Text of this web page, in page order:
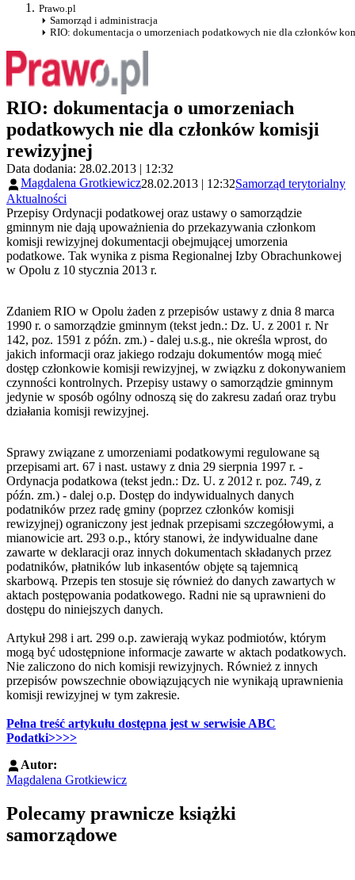
Prawo.pl
Samorząd i administracja
RIO: dokumentacja o umorzeniach podatkowych nie dla członków
RIO: dokumentacja o umorzeniach
podatkowych nie dla członków komisji
rewizyjnej
Data dodania: 28.02.2013 | 12:32
Magdalena Grotkiewicz28.02.2013 | 12:32Samorząd terytorialny
Aktualności
Przepisy Ordynacji podatkowej oraz ustawy o samorządzie
gminnym nie dają upoważnienia do przekazywania członkom
komisji rewizyjnej dokumentacji obejmującej umorzenia
podatkowe. Tak wynika z pisma Regionalnej Izby Obrachunkowej
w Opolu z 10 stycznia 2013 r.
Zdaniem RIO w Opolu żaden z przepisów ustawy z dnia 8 marca
1990 r. o samorządzie gminnym (tekst jedn.: Dz. U. z 2001 r. Nr
142, poz. 1591 z późn. zm.) - dalej u.s.g., nie określa wprost, do
jakich informacji oraz jakiego rodzaju dokumentów mogą mieć
dostęp członkowie komisji rewizyjnej, w związku z dokonywaniem
czynności kontrolnych. Przepisy ustawy o samorządzie gminnym
jedynie w sposób ogólny odnoszą się do zakresu zadań oraz trybu
działania komisji rewizyjnej.
Sprawy związane z umorzeniami podatkowymi regulowane są
przepisami art. 67 i nast. ustawy z dnia 29 sierpnia 1997 r. -
Ordynacja podatkowa (tekst jedn.: Dz. U. z 2012 r. poz. 749, z
późn. zm.) - dalej o.p. Dostęp do indywidualnych danych
podatników przez radę gminy (poprzez członków komisji
rewizyjnej) ograniczony jest jednak przepisami szczegółowymi, a
mianowicie art. 293 o.p., który stanowi, że indywidualne dane
zawarte w deklaracji oraz innych dokumentach składanych przez
podatników, płatników lub inkasentów objęte są tajemnicą
skarbową. Przepis ten stosuje się również do danych zawartych w
aktach postępowania podatkowego. Radni nie są uprawnieni do
dostępu do niniejszych danych.
Artykuł 298 i art. 299 o.p. zawierają wykaz podmiotów, którym
mogą być udostępnione informacje zawarte w aktach podatkowych.
Nie zaliczono do nich komisji rewizyjnych. Również z innych
przepisów powszechnie obowiązujących nie wynikają uprawnienia
komisji rewizyjnej w tym zakresie.
Pełna treść artykułu dostępna jest w serwisie ABC
Podatki>>>>
Autor:
Magdalena Grotkiewicz
Polecamy prawnicze książki
samorządowe